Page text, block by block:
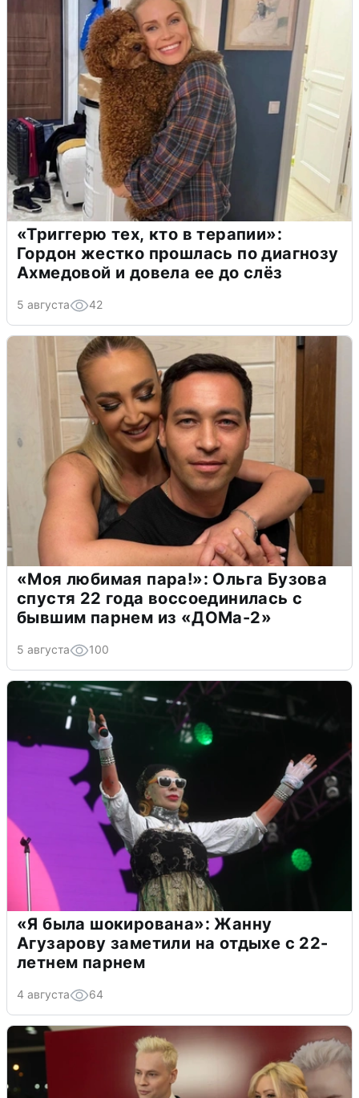
«Триггерю тех, кто в терапии»:
Гордон жестко прошлась по диагнозу
Ахмедовой и довела ее до слёз
5 августа 42
«Моя любимая пара!»: Ольга Бузова
спустя 22 года воссоединилась с
бывшим парнем из «ДОМа-2»
5 августа 100
«Я была шокирована»: Жанну
Агузарову заметили на отдыхе с 22-
летнем парнем
4 августа 64